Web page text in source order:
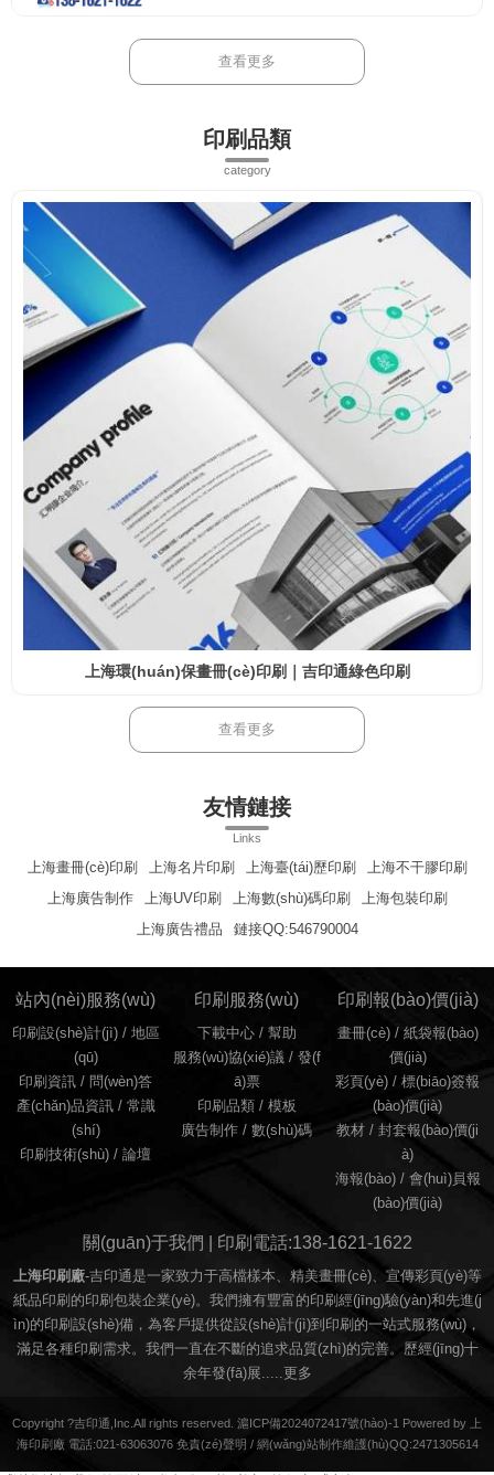
查看更多
印刷品類
category
上海環(huán)保畫冊(cè)印刷｜吉印通綠色印刷
查看更多
友情鏈接
Links
上海畫冊(cè)印刷 上海名片印刷 上海臺(tái)歷印刷
上海不干膠印刷
上海廣告制作
上海UV印刷 上海數(shù)碼印刷
上海包裝印刷
上海廣告禮品
鏈接QQ:546790004
站內(nèi)服務(wù)
印刷設(shè)計(jì)/ 地區
(qū)
印刷資訊 / 問(wèn)答
產(chǎn)品資訊/ 常識
(shí)
印刷技術(shù) /論壇
印刷服務(wù)
下載中心 / 幫助
服務(wù)協(xié)議/ 發(f
ā)票
印刷品類 / 模板
廣告制作 /數(shù)碼
印刷報(bào)價(jià)
畫冊(cè)/ 紙袋報(bào)
價(jià)
彩頁(yè) /標(biāo)簽報
(bào)價(jià)
教材 /封套報(bào)價(ji
à)
海報(bào)/ 會(huì)員報
(bào)價(jià)
關(guān)于我們 | 印刷電話:138-1621-1622
上海印刷廠-吉印通是一家致力于高檔樣本、精美畫冊(cè)、宣傳彩頁(yè)等
紙品印刷的印刷包裝企業(yè)。我們擁有豐富的印刷經(jīng)驗(yàn)和先進(j
ìn)的印刷設(shè)備，為客戶提供從設(shè)計(jì)到印刷的一站式服務(wù)，
滿足各種印刷需求。我們一直在不斷的追求品質(zhì)的完善。歷經(jīng)十
余年發(fā)展..... 更多
Copyright ?吉印通,Inc.All rights reserved. 滬ICP備2024072417號(hào)-1 Powered by 上
海印刷廠 電話:021-63063076 免責(zé)聲明 / 網(wǎng)站制作維護(hù)QQ:2471305614